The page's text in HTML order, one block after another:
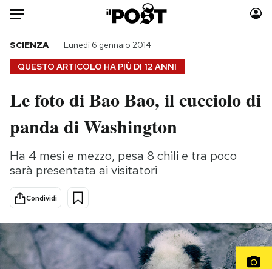
Auto
HOME
Italia
Politica
Tecnologia
Internet
Scienza
Cultura
Economia
Sport
Moda
Consumismi
Storie/Idee
Ok Boomer!
Altrecose
Mondiali calcio 2026
QUESTO ARTICOLO HA PIÙ DI 12 ANNI
SCIENZA Lunedì 6 gennaio 2014
Le foto di Bao Bao, il cucciolo di
panda di Washington
Ha 4 mesi e mezzo, pesa 8 chili e tra poco
sarà presentata ai visitatori
Condividi